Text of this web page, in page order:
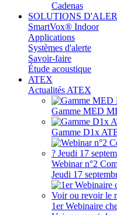
Cadenas
SOLUTIONS
SmartVox® Indoor
Applications
Systèmes d'alerte
Savoir-faire
Étude acoustique
ATEX
Actualités ATEX
Gamme MED
Gamme D1x
Webinar n°2
Jeudi 17
1er Webinaire